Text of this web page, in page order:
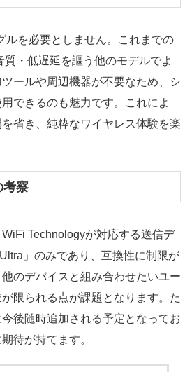
ルを必要としません。これまでの
・低遅延を謳う他のモデルでよ
ールや周辺機器が不要なため、シ
できるのも魅力です。これによ
省き、純粋なワイヤレス体験を楽
考察
Technologyが対応する送信デ
」のみであり、互換性に制限が
のデバイスと組み合わせたいユー
限られる点が課題となります。た
後随時追加される予定となってお
待が持てます。